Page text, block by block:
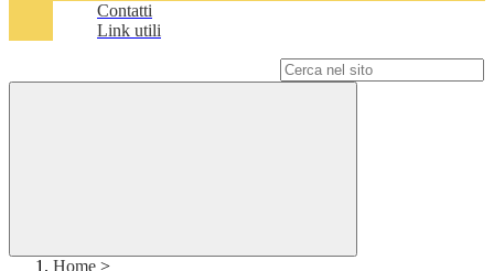
Contatti
Link utili
Home >